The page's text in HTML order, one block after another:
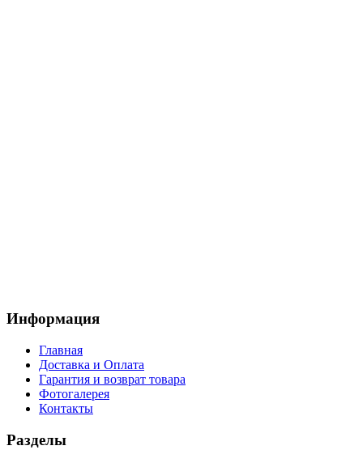
Информация
Главная
Доставка и Оплата
Гарантия и возврат товара
Фотогалерея
Контакты
Разделы